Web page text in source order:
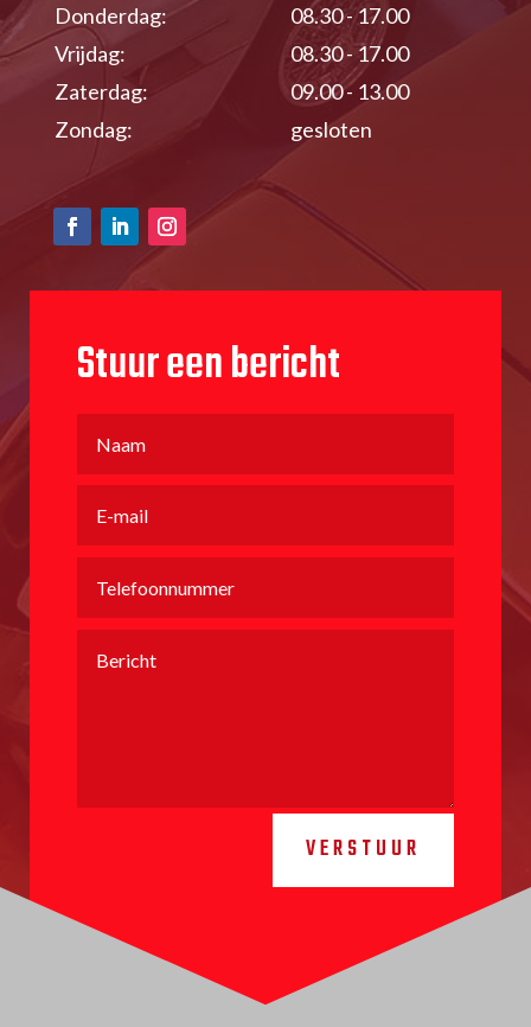
Donderdag:
Vrijdag:
Zaterdag:
Zondag:
08.30 - 17.00
08.30 - 17.00
09.00 - 13.00
gesloten
Stuur een bericht
VERSTUUR